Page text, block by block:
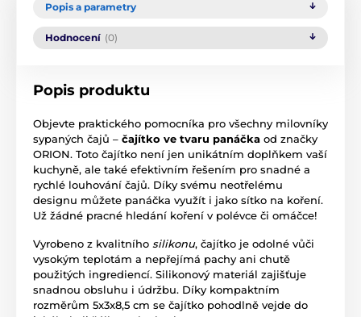
Popis a parametry
Hodnocení (0)
Popis produktu
Objevte praktického pomocníka pro všechny milovníky
sypaných čajů – čajítko ve tvaru panáčka od značky
ORION. Toto čajítko není jen unikátním doplňkem vaší
kuchyně, ale také efektivním řešením pro snadné a
rychlé louhování čajů. Díky svému neotřelému
designu můžete panáčka využít i jako sítko na koření.
Už žádné pracné hledání koření v polévce či omáčce!
Vyrobeno z kvalitního silikonu, čajítko je odolné vůči
vysokým teplotám a nepřejímá pachy ani chutě
použitých ingrediencí. Silikonový materiál zajišťuje
snadnou obsluhu i údržbu. Díky kompaktním
rozměrům 5x3x8,5 cm se čajítko pohodlně vejde do